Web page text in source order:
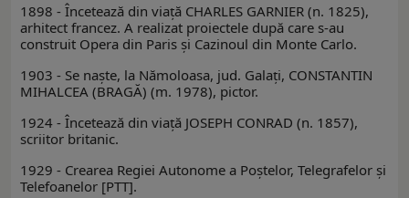
1898 - Încetează din viaţă CHARLES GARNIER (n. 1825),
arhitect francez. A realizat proiectele după care s-au
construit Opera din Paris şi Cazinoul din Monte Carlo.
1903 - Se naşte, la Nămoloasa, jud. Galaţi, CONSTANTIN
MIHALCEA (BRAGĂ) (m. 1978), pictor.
1924 - Încetează din viaţă JOSEPH CONRAD (n. 1857),
scriitor britanic.
1929 - Crearea Regiei Autonome a Poştelor, Telegrafelor şi
Telefoanelor [PTT].